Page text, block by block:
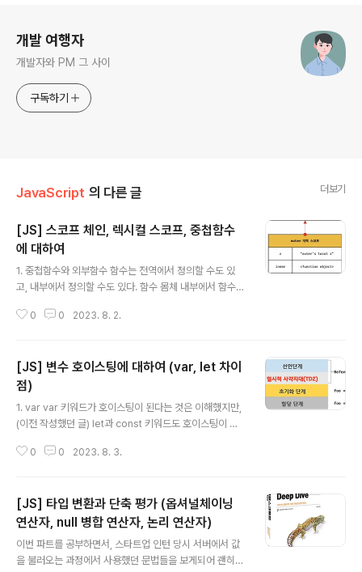
개발 여행자
개발자와 PM 그 사이
구독하기
JavaScript 의 다른 글 더보기
[JS] 스코프 체인, 렉시컬 스코프, 중첩함수
에 대하여
1. 중첩함수와 외부함수 함수는 전역에서 정의할 수도 있
고, 내부에서 정의할 수도 있다. 함수 몸체 내부에서 함수가
내부에서 정의한 함수를 '중첩함수(nested function)' 중
수 있다. 이는 스코프가 함수의 중첩에 의해 계층적 구조를
갖는다는 것을 의미한다. 다시 말해 중첩 함수의 지역 스코
프는 중첩 함수를 포함하는 외부 함수의 지역 스코프와 계
층적 구조를 갖는다. 이때 외부 함수의 지역 스코프를 중첩
함수의 상위 스코프라 한다. // 전역 스코프 var x = 'glob
al x' var y = 'global y..
0 0 2023. 8. 2.
[JS] 변수 호이스팅에 대하여 (var, let 차이
점)
1. var var 키워드가 호이스팅이 된다는 것은 이해했지만,
(이전 작성했던 글) let과 const 키워드도 호이스팅이 된
이론을 탐구해보고자 글을 작성한다. var 키워드로 변수를
의해 var 키워드로 선언한 변수는 변수 선언문 이전에 참
조가 가능하다. console.log(abc); // undefined abc
= '123'; console.log(abc); // 123 var abc; 단, 할당
문 이전에 변수를 참조하면 언제나 undefined를 반환하
0 0 2023. 8. 3.
[JS] 타입 변환과 단축 평가 (옵셔널체이닝
연산자, null 병합 연산자, 논리 연산자)
이번 파트를 공부하면서, 스타트업 인턴 당시 서버에서 값
을 불러오는 과정에서 사용했던 문법들을 보게되어 괜히